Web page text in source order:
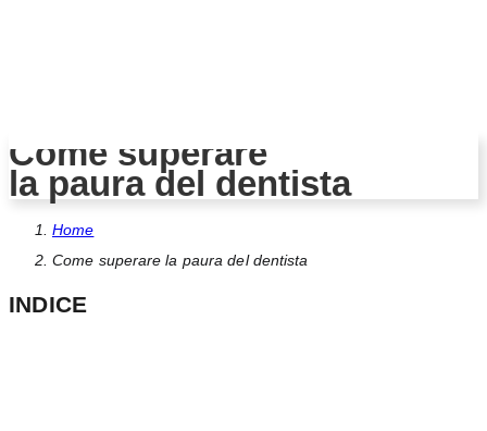
Come superare
la paura del dentista
Home
Come superare la paura del dentista
INDICE